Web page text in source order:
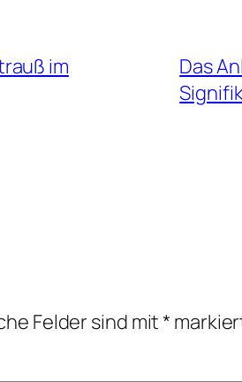
im
Das
Felder sind mit*